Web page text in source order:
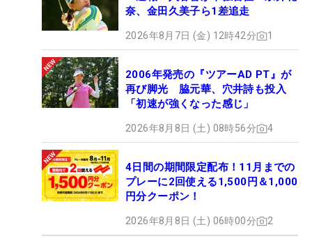
奈、金田久美子ら1差追走
2026年8月7日 (金) 12時42分 1
2006年発売の『ツアーAD PT』が
再び脚光 脇元華、穴井詩も投入
「初速が強くなった感じ」
2026年8月8日 (土) 08時56分 4
4日間の期間限定配布！11月までの
プレーに2回使える1,500円＆1,000
円分クーポン！
2026年8月8日 (土) 06時00分 2